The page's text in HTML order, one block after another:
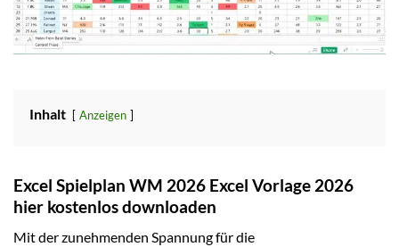
Inhalt Anzeigen
Excel Spielplan WM 2026 Excel Vorlage 2026
hier kostenlos downloaden
Mit der zunehmenden Spannung für die